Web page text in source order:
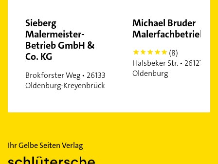
Sieberg
Malermeister-
Betrieb GmbH &
Co. KG
Brokforster Weg • 26133
Oldenburg-Kreyenbrück
Michael Bruder
Malerfachbetrieb
5
(8)
Halsbeker Str. • 26127
Oldenburg
Ihr Gelbe Seiten Verlag